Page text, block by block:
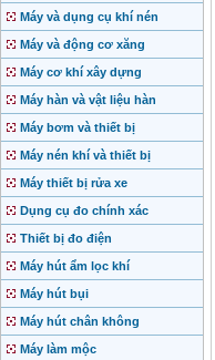
Máy và dụng cụ khí nén
Máy và động cơ xăng
Máy cơ khí xây dựng
Máy hàn và vật liệu hàn
Máy bơm và thiết bị
Máy nén khí và thiết bị
Máy thiết bị rửa xe
Dụng cụ đo chính xác
Thiết bị đo điện
Máy hút ẩm lọc khí
Máy hút bụi
Máy hút chân không
Máy làm mộc